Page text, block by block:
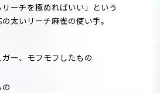
リーチを極めればいい」という
太いリーチ麻雀の使い手。
ー、モフモフしたもの